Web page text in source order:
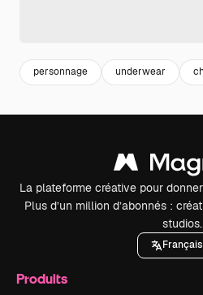
personnage underwear
La plateforme créative pour
Plus d’un million d’abonnés :
studios.
Français
Produits